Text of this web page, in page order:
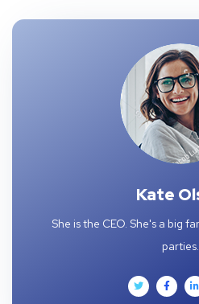
Kate
She is the CEO. She's a big
parties.